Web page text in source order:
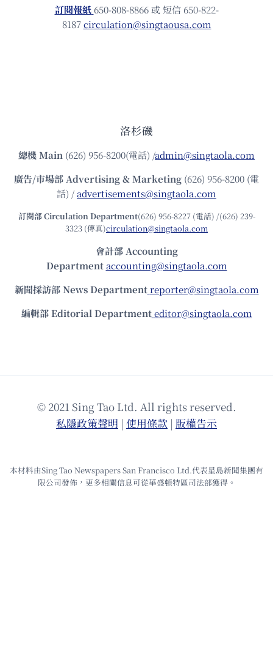
訂閱報紙 650-808-8866 或 短信 650-822-
8187circulation@singtaousa.com
洛杉磯
總機Main (626) 956-8200(電話) /admin@singtaola.com
廣告/市場部Advertising & Marketing (626) 956-8200 (電
話) /advertisements@singtaola.com
訂閱部 Circulation Department(626) 956-8227 (電話) /(626) 239-
3323 (傳真)circulation@singtaola.com
會計部 Accounting
Department accounting@singtaola.com
新聞採訪部 News Department reporter@singtaola.com
編輯部 Editorial Department editor@singtaola.com
© 2021 Sing Tao Ltd. All rights reserved.
私隱政策聲明 | 使⽤條款 | 版權告⽰
本材料由Sing Tao Newspapers San Francisco Ltd.代表星島新聞集團有
限公司發佈，更多相關信息可從華盛頓特區司法部獲得。